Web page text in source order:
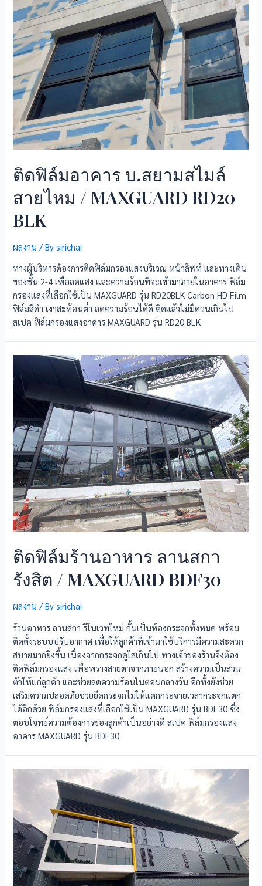
ติดฟิล์มอาคาร บ.สยามสไมล์
สายไหม / MAXGUARD RD20
BLK
ผลงาน / Bysirichai
ทางผู้บริหารต้องการติดฟิล์มกรองแสงบริเวณ หน้าลิฟท์ และทางเดิน
ของชั้น 2-4 เพื่อลดแสง และความร้อนที่จะเข้ามาภายในอาคาร ฟิล์ม
กรองแสงที่เลือกใช้เป็น MAXGUARD รุ่น RD20BLK Carbon HD Film
ฟิล์มสีดำ เงาสะท้อนต่ำ ลดความร้อนได้ดี ติดแล้วไม่มืดจนเกินไป
สเปค ฟิล์มกรองแสงอาคาร MAXGUARD รุ่น RD20 BLK
ติดฟิล์มร้านอาหาร ลานสกา
รังสิต / MAXGUARD BDF30
ผลงาน / Bysirichai
ร้านอาหาร ลานสกา รีโนเวทใหม่ กั้นเป็นห้องกระจกทั้งหมด พร้อม
ติดตั้งระบบปรับอากาศ เพื่อให้ลูกค้าที่เข้ามาใช้บริการมีความสะดวก
สบายมากยิ่งขึ้น เนื่องจากกระจกดูใสเกินไป ทางเจ้าของร้านจึงต้อง
ติดฟิล์มกรองแสง เพื่อพรางสายตาจากภายนอก สร้างความเป็นส่วน
ตัวให้แก่ลูกค้า และช่วยลดความร้อนในตอนกลางวัน อีกทั้งยังช่วย
เสริมความปลอดภัยช่วยยึดกระจกไม่ให้แตกกระจายเวลากระจกแตก
ได้อีกด้วย ฟิล์มกรองแสงที่เลือกใช้เป็น MAXGUARD รุ่น BDF30 ซึ่ง
ตอบโจทย์ความต้องการของลูกค้าเป็นอย่างดี สเปค ฟิล์มกรองแสง
อาคาร MAXGUARD รุ่น BDF30